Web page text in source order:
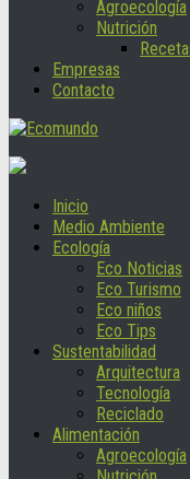
Agroecología
Nutrición
Empresas
Contacto
Inicio
Medio Ambiente
Ecología
Eco Noticias
Eco Turismo
Eco niños
Eco Tips
Sustentabilidad
Arquitectura
Tecnología
Reciclado
Alimentación
Agroecología